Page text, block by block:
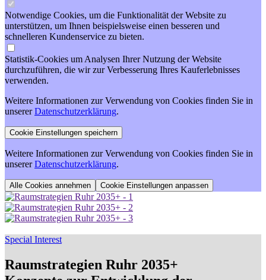
Notwendige Cookies, um die Funktionalität der Website zu
unterstützen, um Ihnen beispielsweise einen besseren und
schnelleren Kundenservice zu bieten.
Statistik-Cookies um Analysen Ihrer Nutzung der Website
durchzuführen, die wir zur Verbesserung Ihres Kauferlebnisses
verwenden.
Weitere Informationen zur Verwendung von Cookies finden Sie in
unsererDatenschutzerklärung.
Weitere Informationen zur Verwendung von Cookies finden Sie in
unsererDatenschutzerklärung.
Cookie Einstellungen anpassen
Special Interest
Raumstrategien Ruhr 2035+